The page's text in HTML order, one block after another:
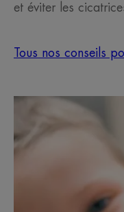
et éviter les
Tous nos conseils